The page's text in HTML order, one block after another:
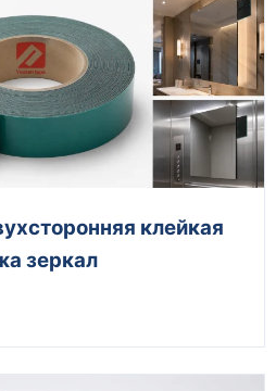
клейкая
зеркал